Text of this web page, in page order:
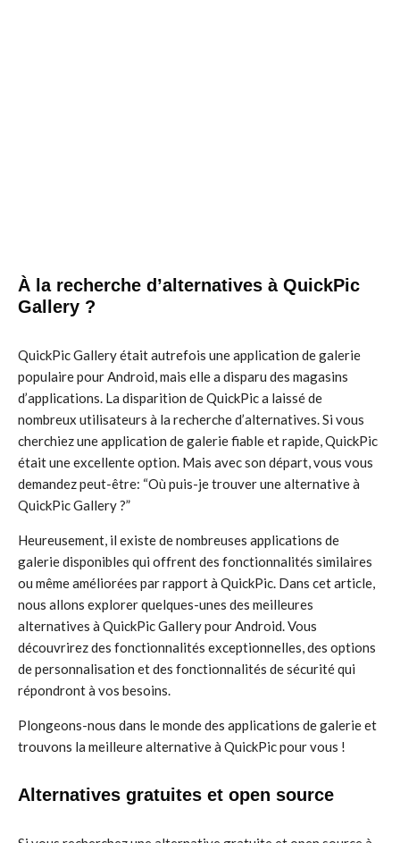
À la recherche d’alternatives à QuickPic
Gallery ?
QuickPic Gallery était autrefois une application de galerie
populaire pour Android, mais elle a disparu des magasins
d’applications. La disparition de QuickPic a laissé de
nombreux utilisateurs à la recherche d’alternatives. Si vous
cherchiez une application de galerie fiable et rapide, QuickPic
était une excellente option. Mais avec son départ, vous vous
demandez peut-être: “Où puis-je trouver une alternative à
QuickPic Gallery ?”
Heureusement, il existe de nombreuses applications de
galerie disponibles qui offrent des fonctionnalités similaires
ou même améliorées par rapport à QuickPic. Dans cet article,
nous allons explorer quelques-unes des meilleures
alternatives à QuickPic Gallery pour Android. Vous
découvrirez des fonctionnalités exceptionnelles, des options
de personnalisation et des fonctionnalités de sécurité qui
répondront à vos besoins.
Plongeons-nous dans le monde des applications de galerie et
trouvons la meilleure alternative à QuickPic pour vous !
Alternatives gratuites et open source